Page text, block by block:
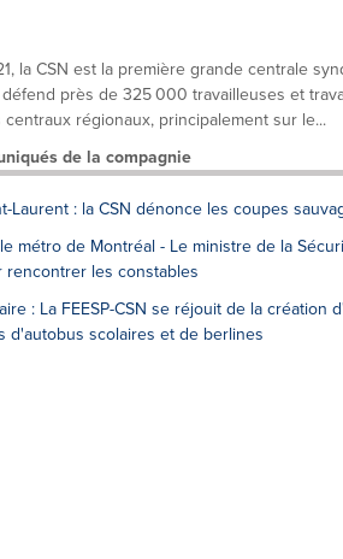
la CSN est la première grande centrale
près de 325 000 travailleuses et
régionaux, principalement sur le...
de la compagnie
Laurent : la CSN dénonce les coupes
métro de Montréal - Le ministre de la
rencontrer les constables
: La FEESP-CSN se réjouit de la
d'autobus scolaires et de berlines